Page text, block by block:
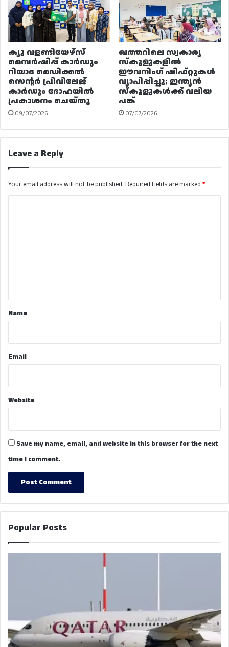
ക്യു വളണ്ടിയേഴ്‌സ്
മെമ്പർഷിപ്പ് കാർഡും
റിയാദ മെഡിക്കൽ
സെന്റർ പ്രിവിലേജ്
കാർഡും ദോഹയിൽ
പ്രകാശനം ചെയ്തു
09/07/2026
ഖത്തറിലെ സ്വകാര്യ
സ്കൂളുകളിൽ
ഈവനിംഗ് ഷിഫ്റ്റുകൾ
വ്യാപിപ്പിച്ചു; ഇന്ത്യൻ
സ്കൂളുകൾക്ക് വലിയ
പങ്ക്
07/07/2026
Leave a Reply
Your email address will not be published. Required fields are marked *
*Name
Email
Website
Save my name, email, and website in this browser for the next
time I comment.
Popular Posts